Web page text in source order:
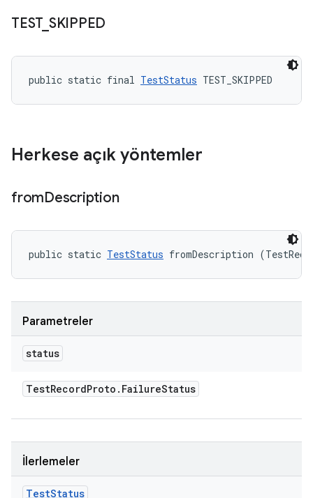
TEST_ SKIPPED
public static final TestStatus TEST_SKIPPED
Herkese açık yöntemler
fromDescription
public static TestStatus fromDescription
Parametreler
status
TestRecordProto . FailureStatus
İlerlemeler
TestStatus